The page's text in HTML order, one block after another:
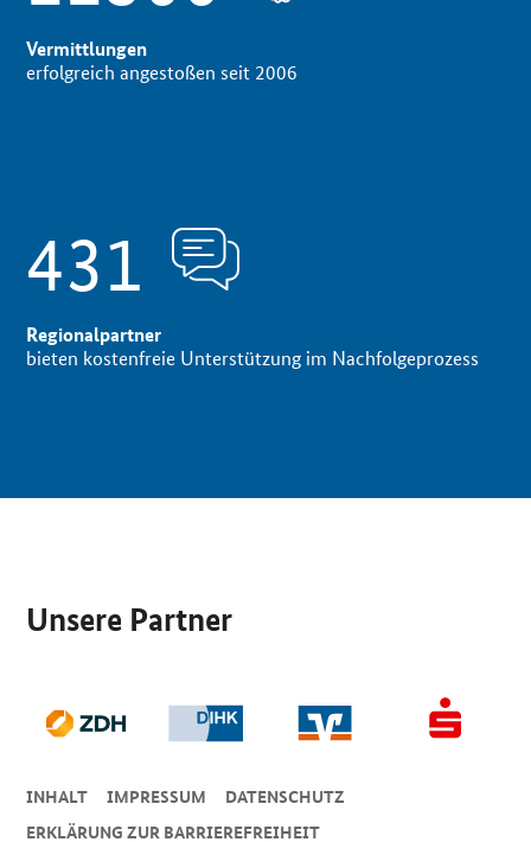
Vermittlungen
erfolgreich angestoßen seit 2006
431
Regionalpartner
bieten kostenfreie Unterstützung im Nachfolgeprozess
Unsere Partner
INHALT IMPRESSUM
DA­TEN­SCHUTZ
ERKLÄRUNG ZUR BARRIEREFREIHEIT